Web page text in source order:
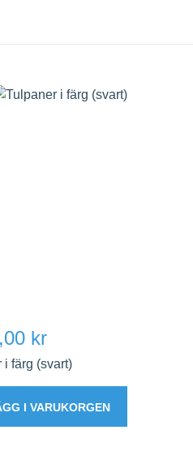
kr
i färg (svart)
I VARUKORGEN